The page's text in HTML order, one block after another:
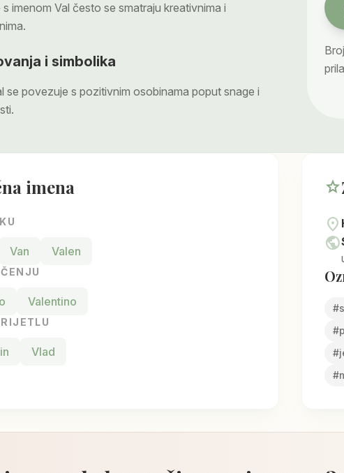
imenom Val često se smatraju kreativnima i
i simbolika
se povezuje s pozitivnim osobinama poput snage i
Broj
imena
Van Valen
Valentino
Vlad
star
location_on
public
#
#
#
#